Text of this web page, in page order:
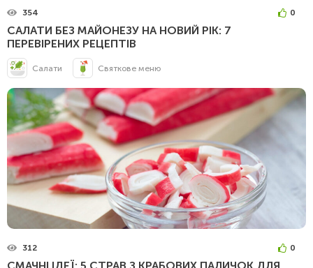
354 0
САЛАТИ БЕЗ МАЙОНЕЗУ НА НОВИЙ РІК: 7
ПЕРЕВІРЕНИХ РЕЦЕПТІВ
Салати Святкове меню
312 0